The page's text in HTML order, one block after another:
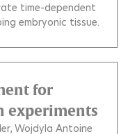
time-dependent
embryonic tissue.
for
experiments
Wojdyla Antoine